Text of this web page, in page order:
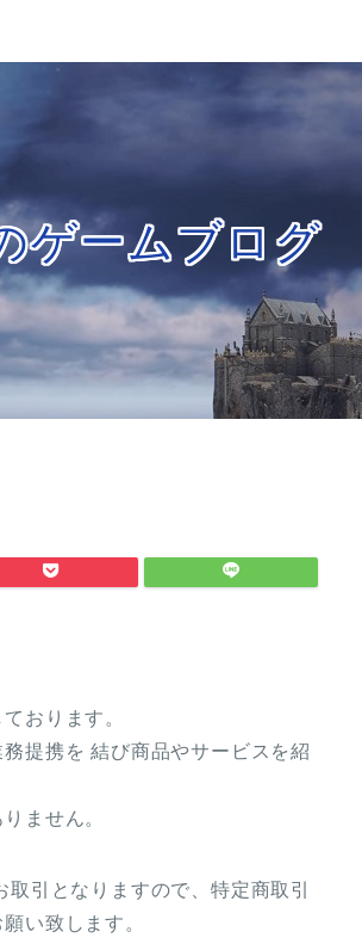
ゲームブログ
おります。
提携を 結び商品やサービスを紹
ません。
引となりますので、特定商取引
い致します。